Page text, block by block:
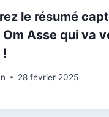
le résumé
Asse qui va
28 février 2025